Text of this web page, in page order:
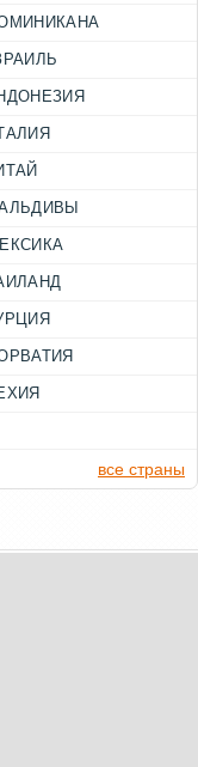
все страны